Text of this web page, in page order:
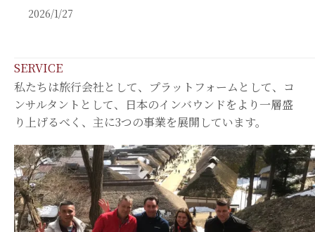
2026/1/27
SERVICE
私たちは旅行会社として、プラットフォームとして、コ
ンサルタントとして、日本のインバウンドをより一層盛
り上げるべく、主に3つの事業を展開しています。